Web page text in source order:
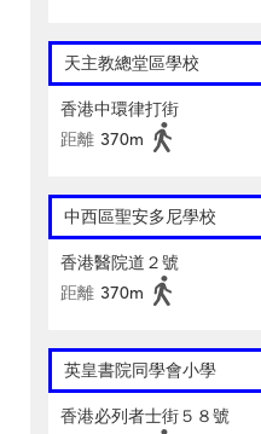
天主教總堂區學校
香港中環律打街
距離 370m
中西區聖安多尼學校
香港醫院道２號
距離 370m
英皇書院同學會小學
香港必列者士街５８號